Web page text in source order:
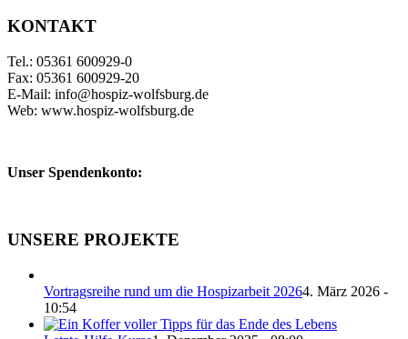
KONTAKT
Tel.: 05361 600929-0
Fax: 05361 600929-20
E-Mail: info@hospiz-wolfsburg.de
Web: www.hospiz-wolfsburg.de
Unser Spendenkonto:
UNSERE PROJEKTE
Vortragsreihe rund um die Hospizarbeit 20264. März 2026 -
10:54